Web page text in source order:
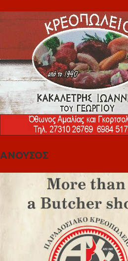
ΑΝΟΥΣΟΣ